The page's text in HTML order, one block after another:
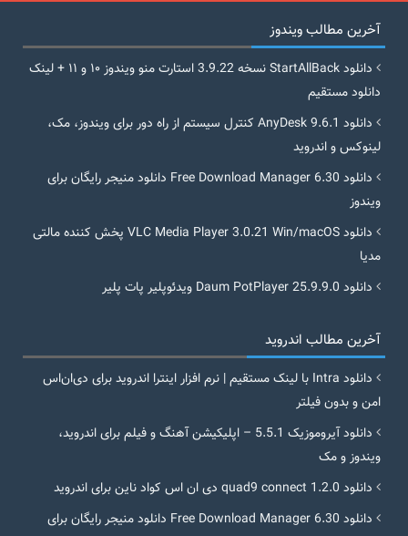
آخرین مطالب ویندوز
دانلود StartAllBack نسخه 3.9.22 استارت منو ویندوز ۱۰ و ۱۱ + لینک
دانلود مستقیم
دانلود AnyDesk 9.6.1 کنترل سیستم از راه دور برای ویندوز، مک،
لینوکس و اندروید
دانلود Free Download Manager 6.30 دانلود منیجر رایگان برای
ویندوز
دانلود VLC Media Player 3.0.21 Win/macOS پخش کننده مالتی
مدیا
دانلود Daum PotPlayer 25.9.9.0 ویدئوپلیر پات پلیر
آخرین مطالب اندروید
دانلود Intra با لینک مستقیم | نرم افزار اینترا اندروید برای دی‌ان‌اس
امن و بدون فیلتر
دانلود آیروموزیک 5.5.1 – اپلیکیشن آهنگ و فیلم برای اندروید،
ویندوز و مک
دانلود quad9 connect 1.2.0 دی ان اس کواد ناین برای اندروید
دانلود Free Download Manager 6.30 دانلود منیجر رایگان برای